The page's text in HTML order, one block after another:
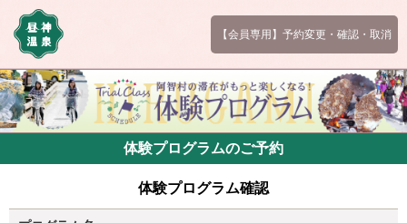
【会員専用】予約変更・確認・取消
体験プログラムのご予約
体験プログラム確認